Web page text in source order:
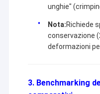
unghie"
Nota:Richiede
conservazione
deformazioni
3. Benchmarking